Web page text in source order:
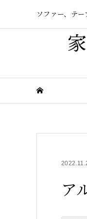
ソファー、テ
ア